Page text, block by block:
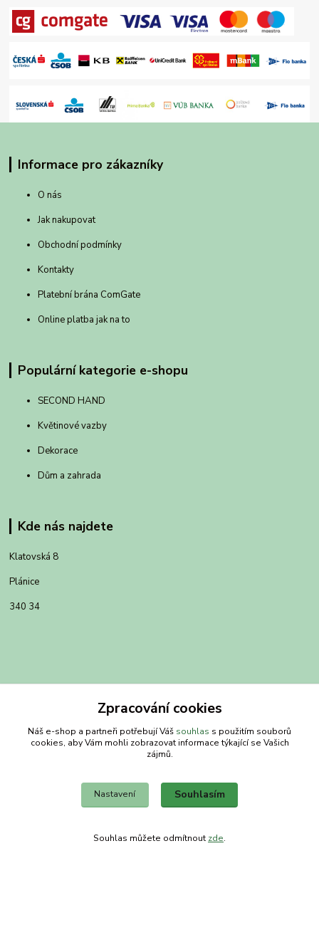
Informace pro zákazníky
O nás
Jak nakupovat
Obchodní podmínky
Kontakty
Platební brána ComGate
Online platba jak na to
Populární kategorie e-shopu
SECOND HAND
Květinové vazby
Dekorace
Dům a zahrada
Kde nás najdete
Klatovská 8
Plánice
340 34
Obchodní dům-splněný sen
Zpracování cookies
Náš e-shop a partneři potřebují Váš souhlas s použitím souborů
cookies, aby Vám mohli zobrazovat informace týkající se Vašich
zájmů.
Nastavení Souhlasím
Souhlas můžete odmítnout zde.